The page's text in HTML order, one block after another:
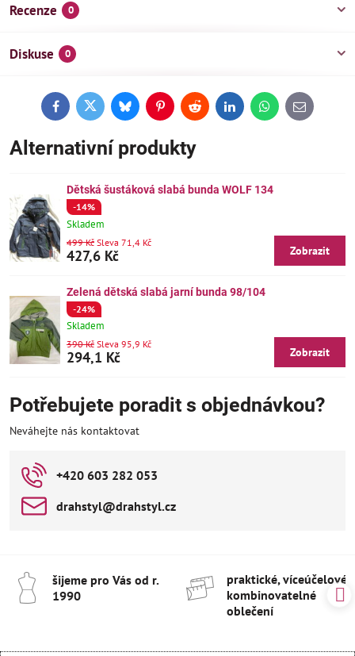
Recenze 0
Diskuse 0
FacebookTwitterBlueskyPinterestReddit LinkedInWhatsApp
E-
mail
Alternativní produkty
Dětská šustáková slabá bunda WOLF 134
-14%
Skladem
427,6 Kč
499 Kč Sleva 71,4 Kč
Zobrazit
Zelená dětská slabá jarní bunda 98/104
-24%
Skladem
294,1 Kč
390 Kč Sleva 95,9 Kč
Zobrazit
Potřebujete poradit s objednávkou?
Neváhejte nás kontaktovat
+420 603 282 053
drahstyl​@drahstyl​.cz
šijeme pro Vás od r​.
1990
praktické, víceúčelové
kombinovatelné
oblečení